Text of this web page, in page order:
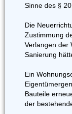
Sinne des §
Die
Zustimmung
Verlangen der
Sanierung
Ein
Bauteile
der